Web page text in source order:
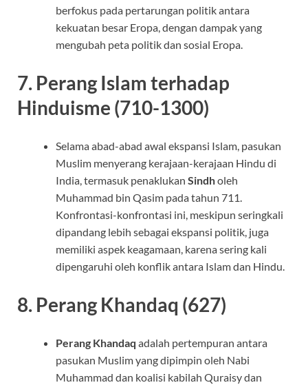
berfokus pada pertarungan politik antara
kekuatan besar Eropa, dengan dampak yang
mengubah peta politik dan sosial Eropa.
7. Perang Islam terhadap
Hinduisme (710-1300)
Selama abad-abad awal ekspansi Islam, pasukan
Muslim menyerang kerajaan-kerajaan Hindu di
India, termasuk penaklukan Sindholeh
Muhammad bin Qasim pada tahun 711.
Konfrontasi-konfrontasi ini, meskipun seringkali
dipandang lebih sebagai ekspansi politik, juga
memiliki aspek keagamaan, karena sering kali
dipengaruhi oleh konflik antara Islam dan Hindu.
8. Perang Khandaq (627)
Perang Khandaq adalah pertempuran antara
pasukan Muslim yang dipimpin oleh Nabi
Muhammad dan koalisi kabilah Quraisy dan